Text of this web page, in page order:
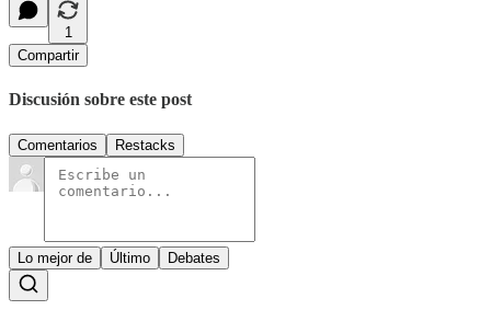
1
Compartir
Discusión sobre este post
Comentarios Restacks
Lo mejor de Último Debates